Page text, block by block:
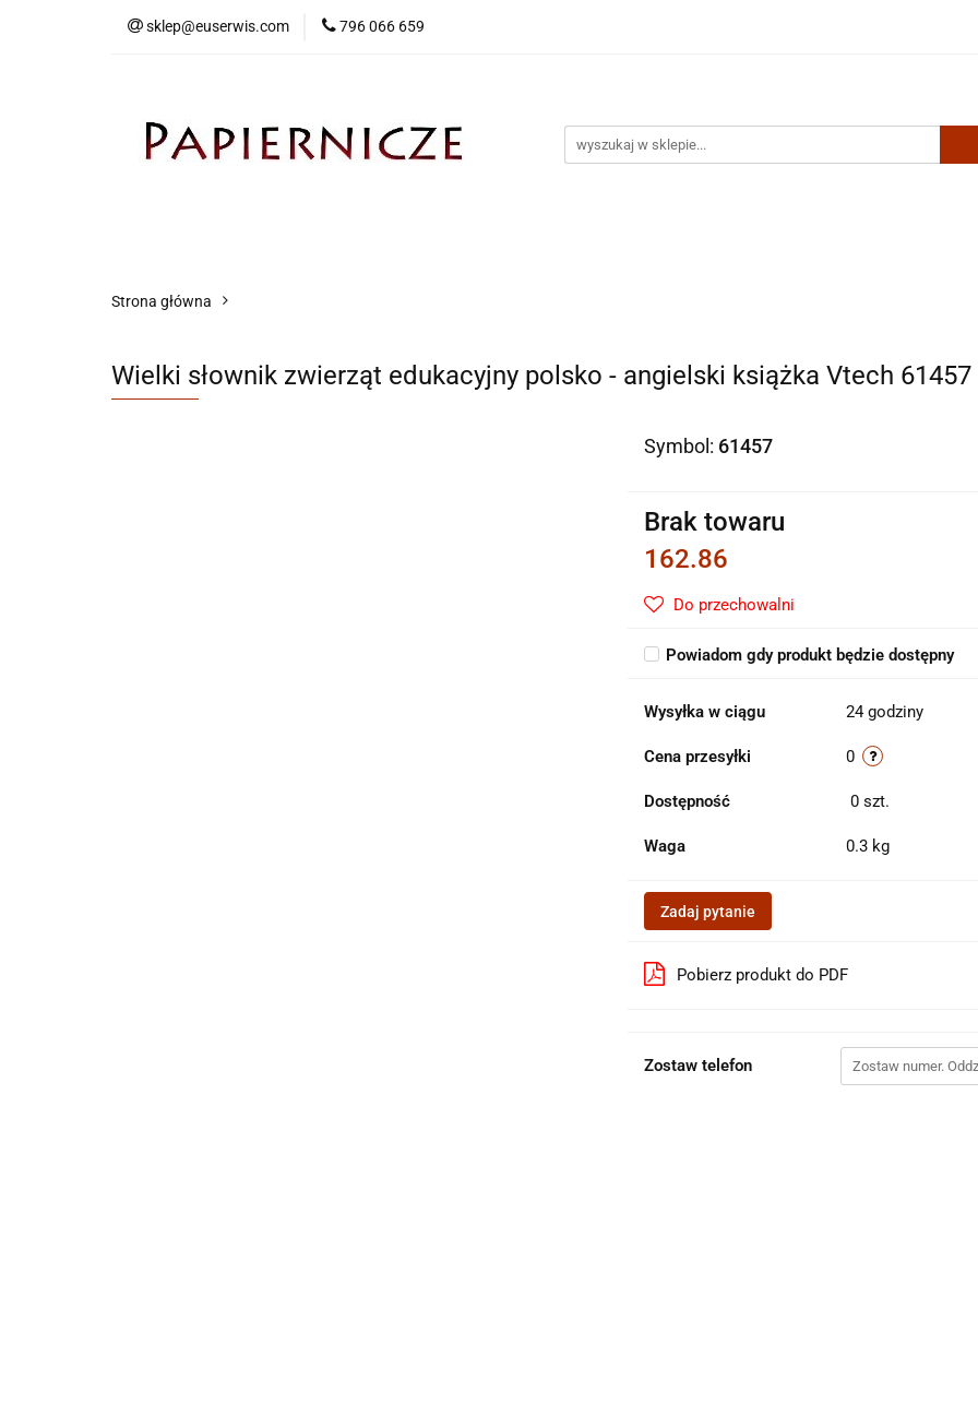
sklep@euserwis.com 796 066 659
Strona główna
Wielki słownik zwierząt edukacyjny polsko - angielski książka Vtech 61457
Symbol: 61457
Brak towaru
162.86
Do przechowalni
Powiadom gdy produkt będzie dostępny
Wysyłka w ciągu 24 godziny
Cena przesyłki 0
Dostępność 0 szt.
Waga 0.3 kg
Zadaj pytanie
Pobierz produkt do PDF
Zostaw telefon